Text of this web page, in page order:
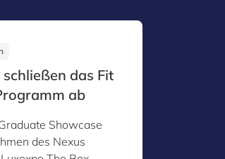
das Fit
ab
Showcase
des Nexus